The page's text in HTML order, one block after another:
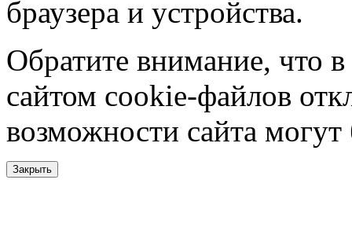
браузера и устройства.
Обратите внимание, что в
сайтом cookie-файлов
возможности сайта
Закрыть